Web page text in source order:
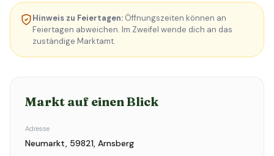
Hinweis zu Feiertagen: Öffnungszeiten können an
Feiertagen abweichen. Im Zweifel wende dich an das
zuständige Marktamt.
Markt auf einen Blick
Adresse
Neumarkt, 59821, Arnsberg